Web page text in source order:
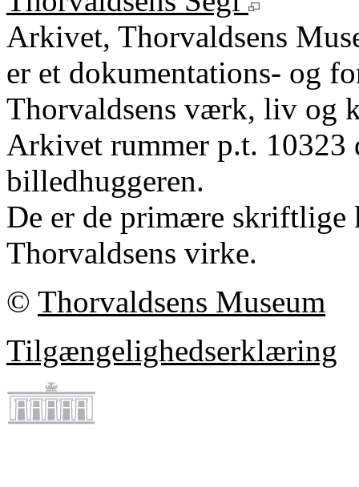
Arkivet, Thorvaldsens
er et dokumentations- og
Thorvaldsens værk, liv og
Arkivet rummer p.t.
billedhuggeren.
De er de primære
Thorvaldsens virke.
© Thorvaldsens Museum
Tilgængelighedserklæring